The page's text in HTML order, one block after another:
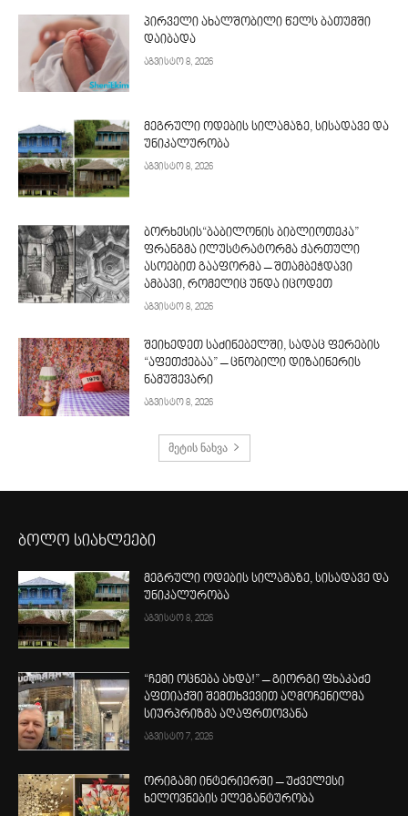
პირველი ახალშობილი წელს ბათუმში
დაიბადა
აგვისტო 8, 2026
მეგრული ოდების სილამაზე, სისადავე და
უნიკალურობა
აგვისტო 8, 2026
ბორხესის“ბაბილონის ბიბლიოთეკა”
ფრანგმა ილუსტრატორმა ქართული
ასოებით გააფორმა – შთამბეჭდავი
ამბავი, რომელიც უნდა იცოდეთ
აგვისტო 8, 2026
შეიხედეთ საძინებელში, სადაც ფერების
“აფეთქებაა” – ცნობილი დიზაინერის
ნამუშევარი
აგვისტო 8, 2026
მეტის ნახვა
ბოლო სიახლეები
მეგრული ოდების სილამაზე, სისადავე და
უნიკალურობა
აგვისტო 8, 2026
“ჩემი ოცნება ახდა!” – გიორგი ფხაკაძე
აფთიაქში შემთხვევით აღმოჩენილმა
სიურპრიზმა აღაფრთოვანა
აგვისტო 7, 2026
ორიგამი ინტერიერში – უძველესი
ხელოვნების ელეგანტურობა